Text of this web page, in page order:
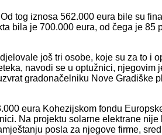
tog iznosa 562.000 eura bile su
bila je 700.000 eura, od čega je 85
još tri osobe, koje su za to i
navodi se u optužnici, njegovim
gradonačelniku Nove Gradiške
eura Kohezijskom fondu
Na projektu solarne elektrane nije
posla za njegove firme,